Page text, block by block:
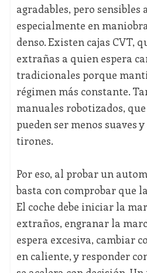
agradables, pero sensibles
especialmente en
denso. Existen cajas CVT,
extrañas a quien espera
tradicionales porque
régimen más constante.
manuales robotizados,
pueden ser menos suaves
tirones.
Por eso, al probar un
basta con comprobar que
El coche debe iniciar la
extraños, engranar la
espera excesiva, cambiar
en caliente, y responder